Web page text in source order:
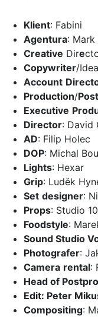
Klient: Fabini
Agentura: Mark
Creative Dire
Copywriter/Idea
Account
Production/
Executive
Director: David
AD: Filip Holec
DOP: Michal
Lights: Hexar
Grip: Luděk
Set designer:
Props: Studio 10
Foodstyle:
Sound Studio
Photografer:
Camera rental:
Head of
Edit: Peter
Compositing: